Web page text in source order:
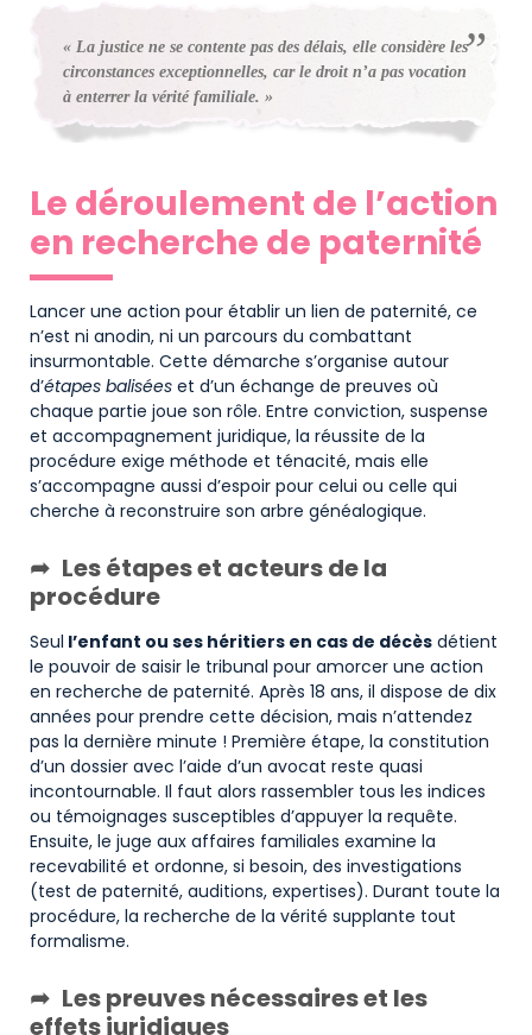
« La justice ne se contente pas des délais, elle considère les
circonstances exceptionnelles, car le droit n’a pas vocation
à enterrer la vérité familiale. »
Le déroulement de l’action
en recherche de paternité
Lancer une action pour établir un lien de paternité, ce
n’est ni anodin, ni un parcours du combattant
insurmontable. Cette démarche s’organise autour
d’étapes balisées et d’un échange de preuves où
chaque partie joue son rôle. Entre conviction, suspense
et accompagnement juridique, la réussite de la
procédure exige méthode et ténacité, mais elle
s’accompagne aussi d’espoir pour celui ou celle qui
cherche à reconstruire son arbre généalogique.
Les étapes et acteurs de la
procédure
Seul l’enfant ou ses héritiers en cas de décès détient
le pouvoir de saisir le tribunal pour amorcer une action
en recherche de paternité. Après 18 ans, il dispose de dix
années pour prendre cette décision, mais n’attendez
pas la dernière minute ! Première étape, la constitution
d’un dossier avec l’aide d’un avocat reste quasi
incontournable. Il faut alors rassembler tous les indices
ou témoignages susceptibles d’appuyer la requête.
Ensuite, le juge aux affaires familiales examine la
recevabilité et ordonne, si besoin, des investigations
(test de paternité, auditions, expertises). Durant toute la
procédure, la recherche de la vérité supplante tout
formalisme.
Les preuves nécessaires et les
effets juridiques